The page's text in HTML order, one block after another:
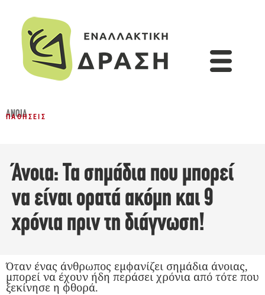
ΆΝΟΙΑ
ΠΑΘΉΣΕΙΣ
Άνοια: Τα σημάδια που μπορεί
να είναι ορατά ακόμη και 9
χρόνια πριν τη διάγνωση!
Όταν ένας άνθρωπος εμφανίζει σημάδια άνοιας,
μπορεί να έχουν ήδη περάσει χρόνια από τότε που
ξεκίνησε η φθορά.